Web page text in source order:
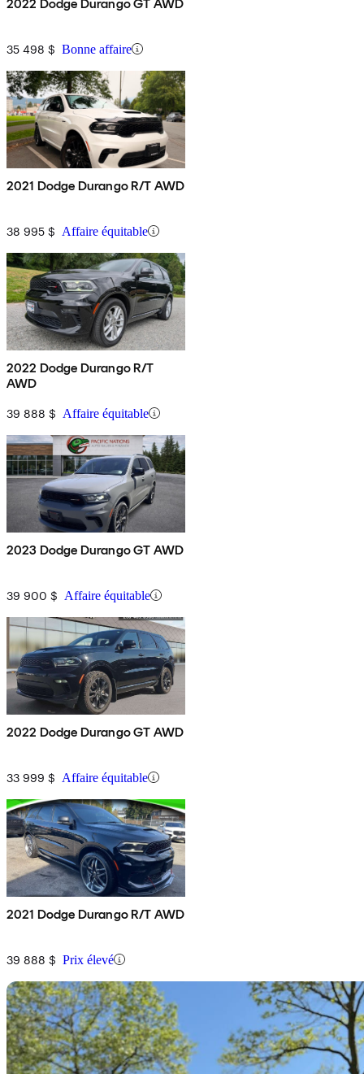
2022 Dodge Durango GT AWD
35 498 $ Bonne affaire
2021 Dodge Durango R/T AWD
38 995 $ Affaire équitable
2022 Dodge Durango R/T
AWD
39 888 $ Affaire équitable
2023 Dodge Durango GT AWD
39 900 $ Affaire équitable
2022 Dodge Durango GT AWD
33 999 $ Affaire équitable
2021 Dodge Durango R/T AWD
39 888 $ Prix élevé